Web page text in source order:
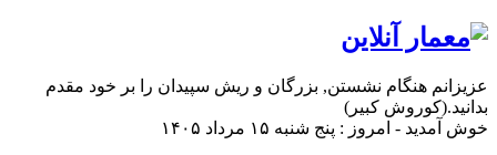
عزیزانم هنگام نشستن, بزرگان و ریش سپیدان را بر خود مقدم
بدانید.(کوروش کبیر)
خوش آمدید - امروز : پنج شنبه ۱۵ مرداد ۱۴۰۵